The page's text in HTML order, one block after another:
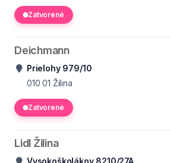
Zatvorené
Deichmann
Prielohy 979/10
010 01 Žilina
Zatvorené
Lidl Žilina
Vysokoškolákov 8210/27A